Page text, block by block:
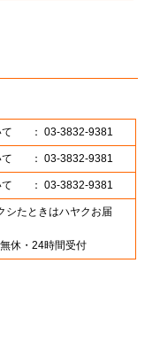
： 03-3832-9381
： 03-3832-9381
： 03-3832-9381
シたときはハヤクお届
休・24時間受付